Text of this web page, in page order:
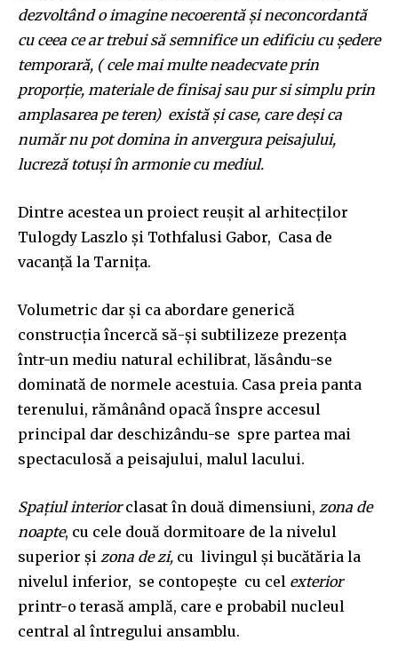
dezvoltând o imagine necoerentă şi neconcordantă
cu ceea ce ar trebui să semnifice un edificiu cu şedere
temporară, ( cele mai multe neadecvate prin
proporţie, materiale de finisaj sau pur si simplu prin
amplasarea pe teren) există şi case, care deşi ca
număr nu pot domina in anvergura peisajului,
lucreză totuşi în armonie cu mediul.
Dintre acestea un proiect reuşit al arhitecţilor
Tulogdy Laszlo şi Tothfalusi Gabor, Casa de
vacanţă la Tarniţa.
Volumetric dar şi ca abordare generică
construcţia încercă să-şi subtilizeze prezenţa
într-un mediu natural echilibrat, lăsându-se
dominată de normele acestuia. Casa preia panta
terenului, rămânând opacă înspre accesul
principal dar deschizându-se spre partea mai
spectaculosă a peisajului, malul lacului.
Spaţiul interiorclasat în două dimensiuni, zona de
noapte, cu cele două dormitoare de la nivelul
superior şi zona de zi, cu livingul şi bucătăria la
nivelul inferior, se contopeşte cu cel exterior
printr-o terasă amplă, care e probabil nucleul
central al întregului ansamblu.